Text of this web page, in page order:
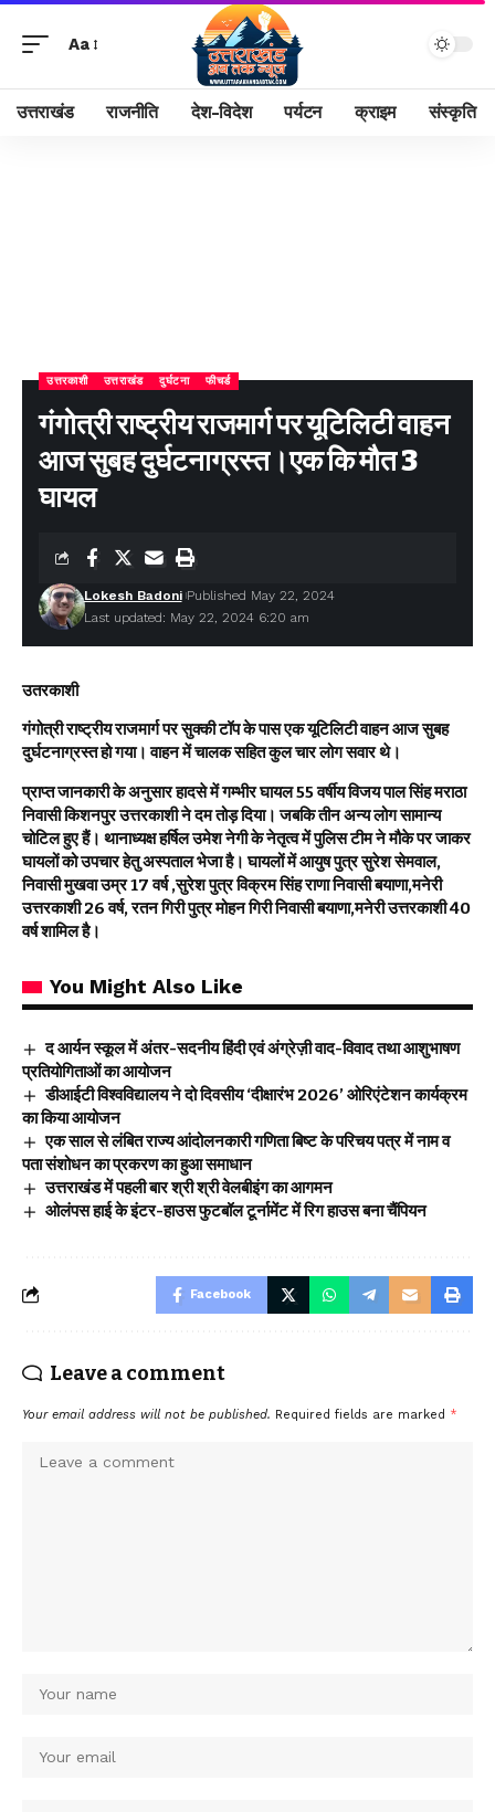
Aa
उत्तराखंड राजनीति देश-विदेश पर्यटन क्राइम संस्कृति
उत्तरकाशी उत्तराखंड दुर्घटना फीचर्ड
गंगोत्री राष्ट्रीय राजमार्ग पर यूटिलिटी वाहन
आज सुबह दुर्घटनाग्रस्त।एक कि मौत 3
घायल
Last updated: May 22, 2024 6:20 am
Lokesh Badoni Published May 22, 2024
उतरकाशी
गंगोत्री राष्ट्रीय राजमार्ग पर सुक्की टॉप के पास एक यूटिलिटी वाहन आज सुबह
दुर्घटनाग्रस्त हो गया। वाहन में चालक सहित कुल चार लोग सवार थे।
प्राप्त जानकारी के अनुसार हादसे में गम्भीर घायल 55 वर्षीय विजय पाल सिंह मराठा
निवासी किशनपुर उत्तरकाशी ने दम तोड़ दिया। जबकि तीन अन्य लोग सामान्य
चोटिल हुए हैं। थानाध्यक्ष हर्षिल उमेश नेगी के नेतृत्व में पुलिस टीम ने मौके पर जाकर
घायलों को उपचार हेतु अस्पताल भेजा है। घायलों में आयुष पुत्र सुरेश सेमवाल,
निवासी मुखवा उम्र 17 वर्ष ,सुरेश पुत्र विक्रम सिंह राणा निवासी बयाणा,मनेरी
उत्तरकाशी 26 वर्ष, रतन गिरी पुत्र मोहन गिरी निवासी बयाणा,मनेरी उत्तरकाशी 40
वर्ष शामिल है।
You Might Also Like
द आर्यन स्कूल में अंतर-सदनीय हिंदी एवं अंग्रेज़ी वाद-विवाद तथा आशुभाषण
प्रतियोगिताओं का आयोजन
डीआईटी विश्वविद्यालय ने दो दिवसीय ‘दीक्षारंभ 2026’ ओरिएंटेशन कार्यक्रम
का किया आयोजन
एक साल से लंबित राज्य आंदोलनकारी गणिता बिष्ट के परिचय पत्र में नाम व
पता संशोधन का प्रकरण का हुआ समाधान
उत्तराखंड में पहली बार श्री श्री वेलबीइंग का आगमन
ओलंपस हाई के इंटर-हाउस फुटबॉल टूर्नामेंट में रिग हाउस बना चैंपियन
Facebook
Leave a comment
Your email address will not be published. Required fields are marked *